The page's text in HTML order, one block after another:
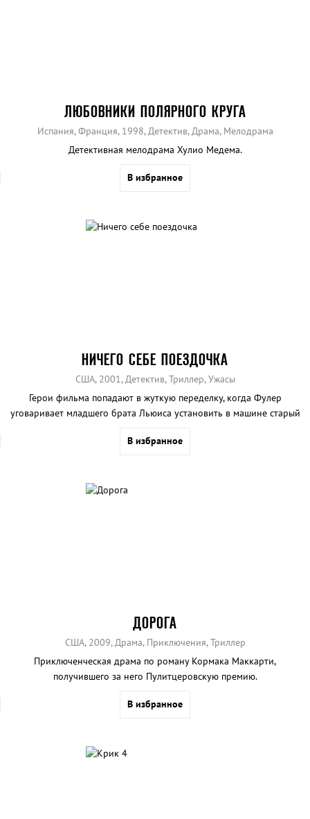
ЛЮБОВНИКИ ПОЛЯРНОГО КРУГА
Испания, Франция, 1998, Детектив, Драма, Мелодрама
Детективная мелодрама Хулио Медема.
В избранное
НИЧЕГО СЕБЕ ПОЕЗДОЧКА
США, 2001, Детектив, Триллер, Ужасы
Герои фильма попадают в жуткую переделку, когда Фулер
уговаривает младшего брата Льюиса установить в машине старый
В избранное
ДОРОГА
США, 2009, Драма, Приключения, Триллер
Приключенческая драма по роману Кормака Маккарти,
получившего за него Пулитцеровскую премию.
В избранное